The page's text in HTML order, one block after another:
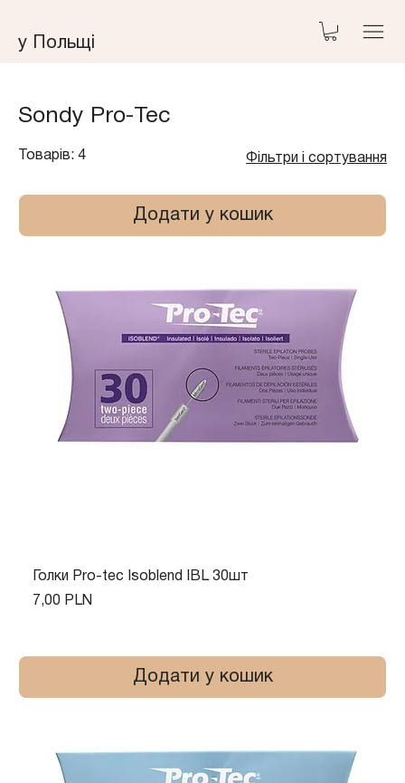
у Польщі
Sondy Pro-Tec
Товарів: 4 Фільтри і сортування
Додати у кошик
Голки Pro-tec Isoblend IBL 30шт
Ціна
7,00 PLN
Додати у кошик